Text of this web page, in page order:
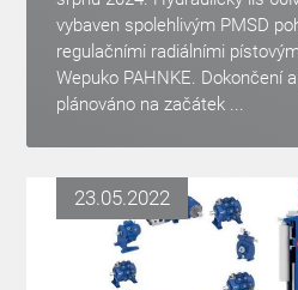
vybaven spolehlivým PMSD
regulačními radiálními
Wepuko PAHNKE. Dokončení
plánováno na začátek ...
23.05.2022